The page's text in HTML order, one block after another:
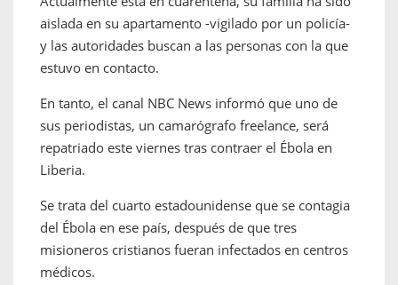
aislada en su apartamento -vigilado por un policía-
y las autoridades buscan a las personas con la que
estuvo en contacto.
En tanto, el canal NBC News informó que uno de
sus periodistas, un camarógrafo freelance, será
repatriado este viernes tras contraer el Ébola en
Liberia.
Se trata del cuarto estadounidense que se contagia
del Ébola en ese país, después de que tres
misioneros cristianos fueran infectados en centros
médicos.